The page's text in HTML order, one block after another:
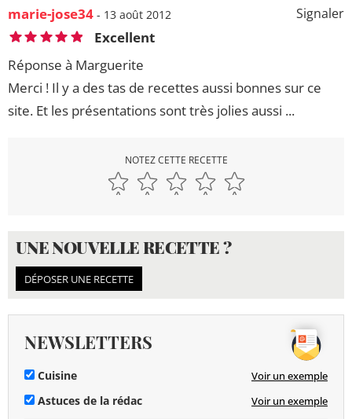
Signaler
marie-jose34 - 13 août 2012
Excellent
Réponse à Marguerite
Merci ! Il y a des tas de recettes aussi bonnes sur ce
site. Et les présentations sont très jolies aussi ...
NOTEZ CETTE RECETTE
UNE NOUVELLE RECETTE ?
DÉPOSER UNE RECETTE
NEWSLETTERS
Cuisine Voir un exemple
Astuces de la rédac Voir un exemple